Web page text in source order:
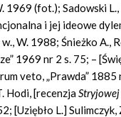
1969 (fot.); Sadowski
i jej ideowe
W. 1988; Śnieżko A.,
1969 nr 2 s. 75; –
veto, „Prawda” 1885
Hodi, [recenzjaStryjowej
[Uziębło L.]